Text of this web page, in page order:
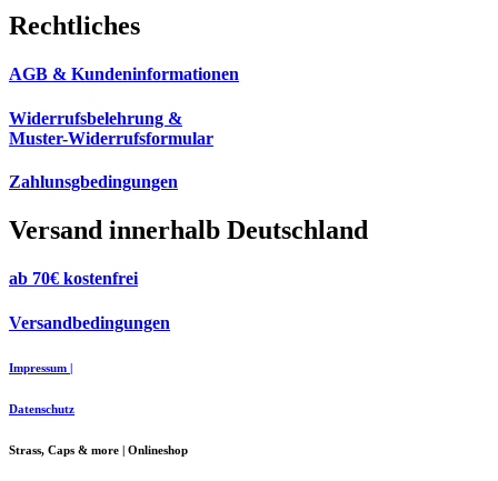
Rechtliches
AGB & Kundeninformationen
Widerrufsbelehrung &
Muster-Widerrufsformular
Zahlunsgbedingungen
Versand innerhalb Deutschland
ab 70€ kostenfrei
Versandbedingungen
Impressum |
Datenschutz
Strass, Caps & more | Onlineshop